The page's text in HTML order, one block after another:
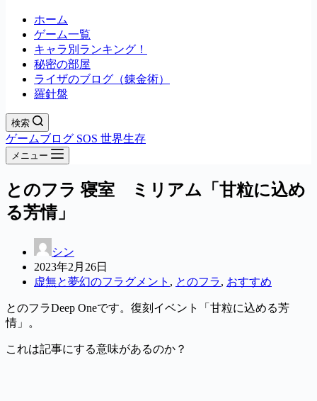
ホーム
ゲーム一覧
キャラ別ランキング！
秘密の部屋
ライザのブログ（錬金術）
羅針盤
検索
ゲームブログ SOS 世界生存
メニュー
とのフラ 寝室 ミリアム「甘粒に込め
る芳情」
シン
2023年2月26日
虚無と夢幻のフラグメント , とのフラ, おすすめ
とのフラDeep Oneです。復刻イベント「甘粒に込める芳
情」。
これは記事にする意味があるのか？